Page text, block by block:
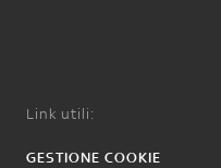
Link utili:
GESTIONE COOKIE